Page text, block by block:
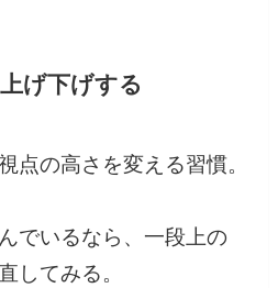
げ下げする
点の高さを変える習慣。
でいるなら、一段上の
してみる。